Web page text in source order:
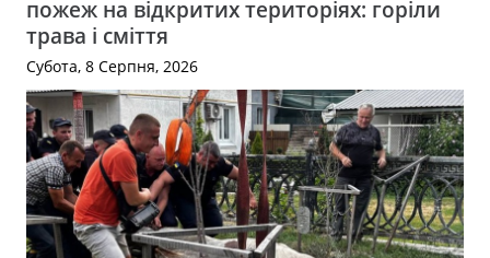
пожеж на відкритих територіях: горіли
трава і сміття
Субота, 8 Серпня, 2026